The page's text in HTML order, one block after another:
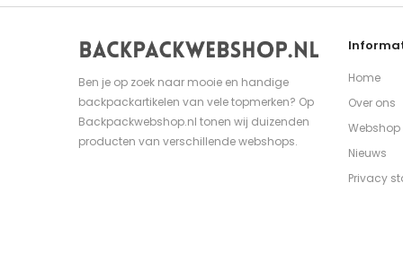
Ben je op zoek naar mooie en handige
backpackartikelen van vele topmerken? Op
Backpackwebshop.nl tonen wij duizenden
producten van verschillende webshops.
Home
Over ons
Webshop
Nieuws
Privacy